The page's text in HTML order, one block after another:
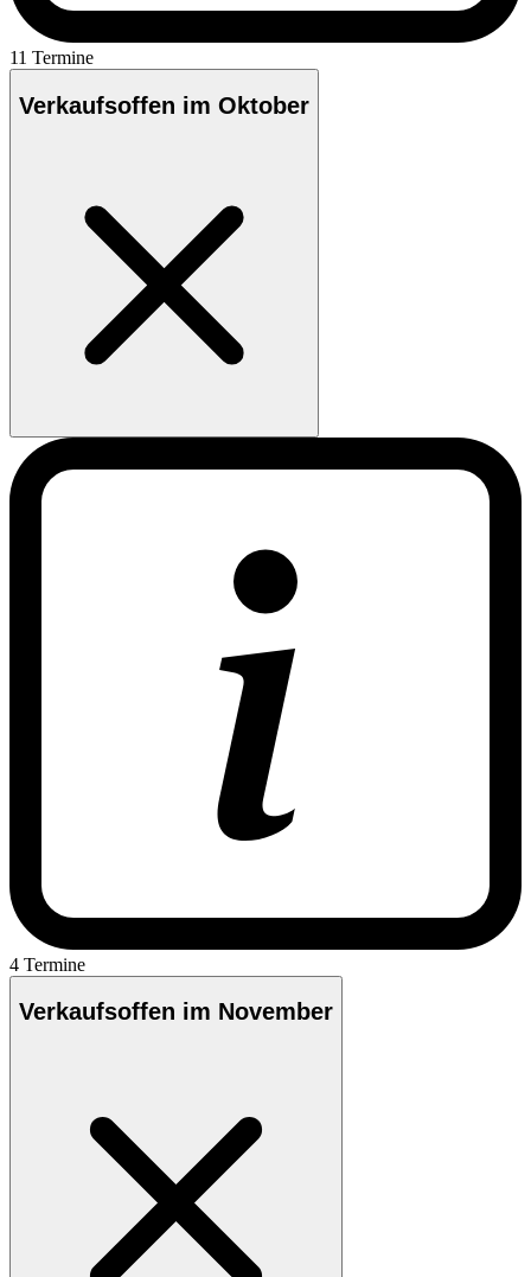
11 Termine
Verkaufsoffen im Oktober
4 Termine
Verkaufsoffen im November